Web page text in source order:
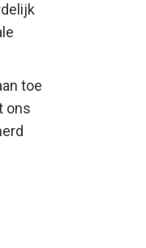
toe
ons